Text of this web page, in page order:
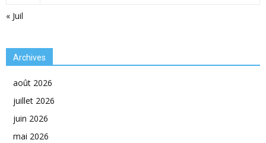
« Juil
Archives
août 2026
juillet 2026
juin 2026
mai 2026